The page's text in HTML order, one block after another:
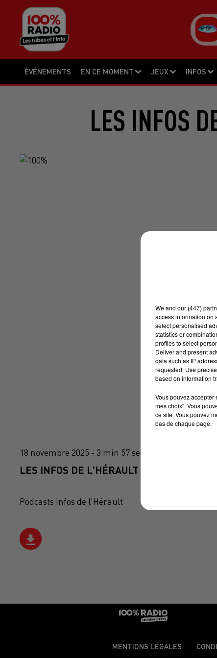
ÉVÉNEMENTS EN CE MOMENT JEUX INFOS
LES INFOS
18 novembre 2025 - 3 min 57 sec
LES INFOS DE L'HÉRAULT DU 18/11/2025 À
Podcasts infos de l'Hérault
MENTIONS LÉGALES
We and our (447)
access information on
select personalised
statistics or
profiles to select
Deliver and present
data such as IP
requested; Use
based on information
Vous pouvez accepter
mes choix". Vous
ce site. Vous pouvez
bas de chaque page.